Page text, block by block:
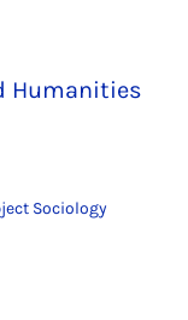
Humanities
Sociology